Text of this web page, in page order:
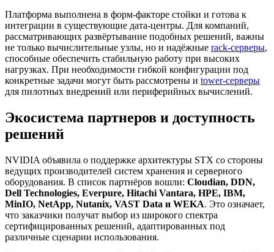
Платформа выполнена в форм-факторе стойки и готова к
интеграции в существующие дата-центры. Для компаний,
рассматривающих развёртывание подобных решений, важны
не только вычислительные узлы, но и надёжные rack-серверы,
способные обеспечить стабильную работу при высоких
нагрузках. При необходимости гибкой конфигурации под
конкретные задачи могут быть рассмотрены и tower-серверы
для пилотных внедрений или периферийных вычислений.
Экосистема партнеров и доступность
решений
NVIDIA объявила о поддержке архитектуры STX со стороны
ведущих производителей систем хранения и серверного
оборудования. В список партнёров вошли: Cloudian, DDN,
Dell Technologies, Everpure, Hitachi Vantara, HPE, IBM,
MinIO, NetApp, Nutanix, VAST Data и WEKA. Это означает,
что заказчики получат выбор из широкого спектра
сертифицированных решений, адаптированных под
различные сценарии использования.